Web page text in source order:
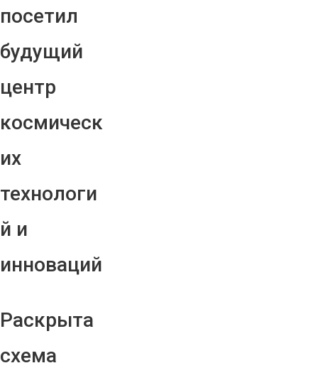
посетил
будущий
центр
космическ
их
технологи
й и
инноваций
Раскрыта
схема